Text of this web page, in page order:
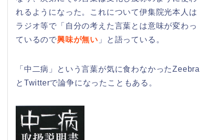
れるようになった。これについて伊集院光本人は
ラジオ等で「自分の考えた言葉とは意味が変わっ
ているので興味が無い 」と語っている。
「中二病」という言葉が気に食わなかったZeebra
とTwitterで論争になったこともある。